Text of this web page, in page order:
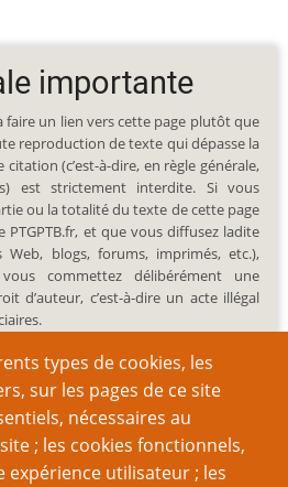
types de cookies, les
sur les pages de ce site
nécessaires au
; les cookies fonctionnels,
utilisateur ; les
importante
faire un lien vers cette page plutôt que
reproduction de texte qui dépasse la
(c’est-à-dire, en règle générale,
est strictement interdite. Si vous
ou la totalité du texte de cette page
PTGPTB.fr, et que vous diffusez ladite
blogs, forums, imprimés, etc.),
commettez délibérément une
d’auteur, c’est-à-dire un acte illégal